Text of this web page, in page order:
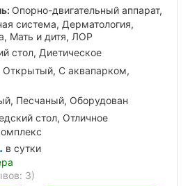
Опорно-двигательный аппарат,
система, Дерматология,
Мать и дитя, ЛОР
стол, Диетическое
С аквапарком,
Песчаный, Оборудован
стол, Отличное
в сутки
3)